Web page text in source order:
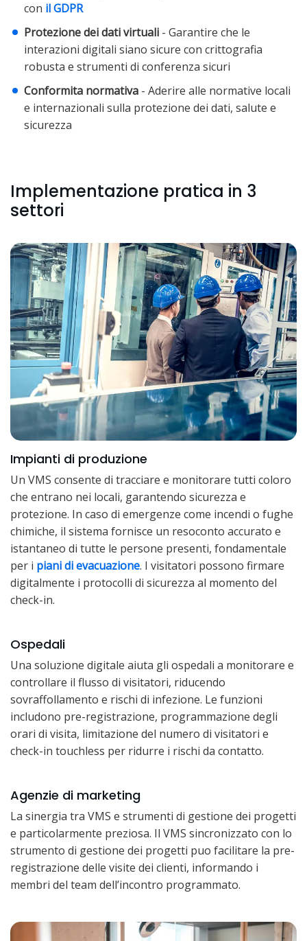
con il GDPR
Protezione dei dati virtuali - Garantire che le
interazioni digitali siano sicure con crittografia
robusta e strumenti di conferenza sicuri
Conformita normativa - Aderire alle normative locali
e internazionali sulla protezione dei dati, salute e
sicurezza
Implementazione pratica in 3
settori
Impianti di produzione
Un VMS consente di tracciare e monitorare tutti coloro
che entrano nei locali, garantendo sicurezza e
protezione. In caso di emergenze come incendi o fughe
chimiche, il sistema fornisce un resoconto accurato e
istantaneo di tutte le persone presenti, fondamentale
per i piani di evacuazione. I visitatori possono firmare
digitalmente i protocolli di sicurezza al momento del
check-in.
Ospedali
Una soluzione digitale aiuta gli ospedali a monitorare e
controllare il flusso di visitatori, riducendo
sovraffollamento e rischi di infezione. Le funzioni
includono pre-registrazione, programmazione degli
orari di visita, limitazione del numero di visitatori e
check-in touchless per ridurre i rischi da contatto.
Agenzie di marketing
La sinergia tra VMS e strumenti di gestione dei progetti
e particolarmente preziosa. Il VMS sincronizzato con lo
strumento di gestione dei progetti puo facilitare la pre-
registrazione delle visite dei clienti, informando i
membri del team dell’incontro programmato.